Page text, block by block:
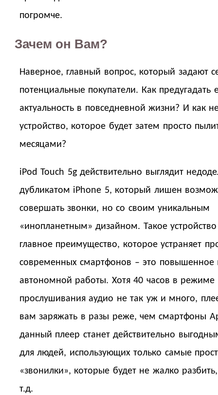
погромче.
Зачем он Вам?
Наверное, главный вопрос, который задают
потенциальные покупатели. Как предугадать
актуальность в повседневной жизни? И как
устройство, которое будет затем просто
месяцами?
iPod Touch 5g действительно выглядит
дубликатом iPhone 5, который лишен
совершать звонки, но со своим уникальным
«инопланетным» дизайном. Такое
главное преимущество, которое устраняет
современных смартфонов – это повышенное
автономной работы. Хотя 40 часов в режиме
прослушивания аудио не так уж и много,
вам заряжать в разы реже, чем смартфоны
данный плеер станет действительно
для людей, использующих только самые
«звонилки», которые будет не жалко
т.д.